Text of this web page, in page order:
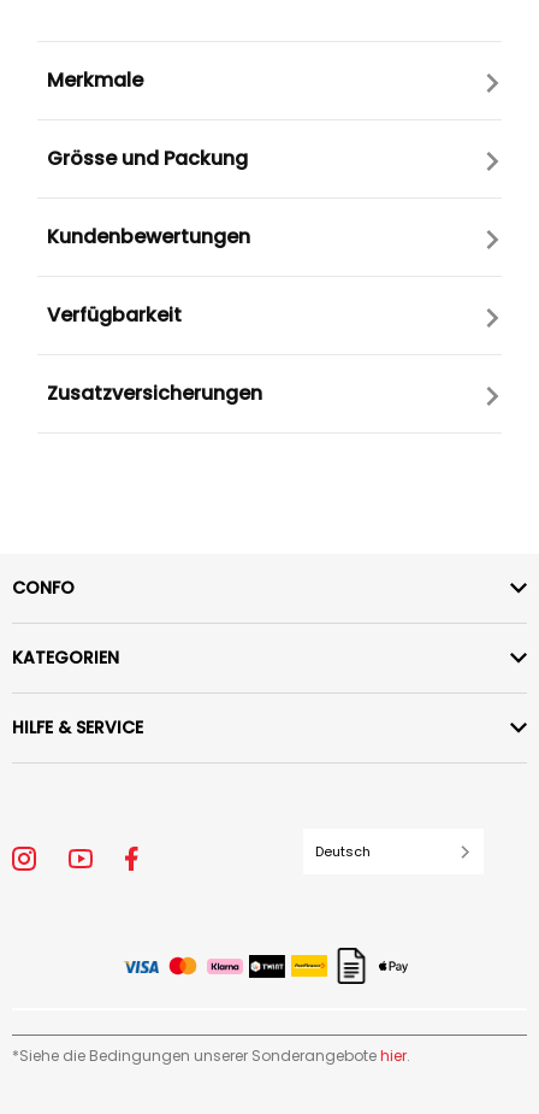
Merkmale
Grösse und Packung
Kundenbewertungen
Verfügbarkeit
Zusatzversicherungen
CONFO
KATEGORIEN
HILFE & SERVICE
Deutsch
*Siehe die Bedingungen unserer Sonderangebotehier.